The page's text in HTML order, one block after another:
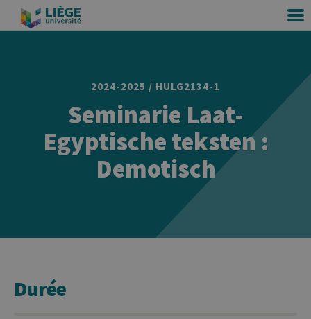
2024-2025 / HULG2134-1
Seminarie Laat-
Egyptische teksten :
Demotisch
Durée